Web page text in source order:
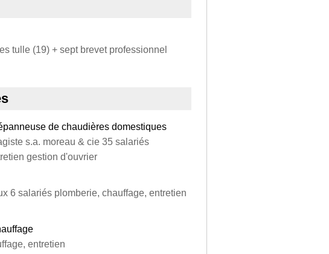
tulle (19) + sept brevet professionnel
de chaudières domestiques
s.a. moreau & cie 35 salariés
gestion d'ouvrier
6 salariés plomberie, chauffage, entretien
entretien